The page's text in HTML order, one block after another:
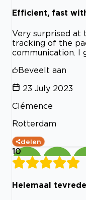
Efficient, fast
Very surprised at
tracking of the
communication. I
Beveelt aan
23 July 2023
Clémence
Rotterdam
delen
10
Helemaal